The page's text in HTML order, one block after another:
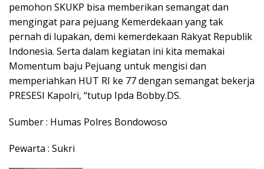
pemohon SKUKP bisa memberikan semangat dan
mengingat para pejuang Kemerdekaan yang tak
pernah di lupakan, demi kemerdekaan Rakyat Republik
Indonesia. Serta dalam kegiatan ini kita memakai
Momentum baju Pejuang untuk mengisi dan
memperiahkan HUT RI ke 77 dengan semangat bekerja
PRESESI Kapolri, “tutup Ipda Bobby.DS.
Sumber : Humas Polres Bondowoso
Pewarta : Sukri